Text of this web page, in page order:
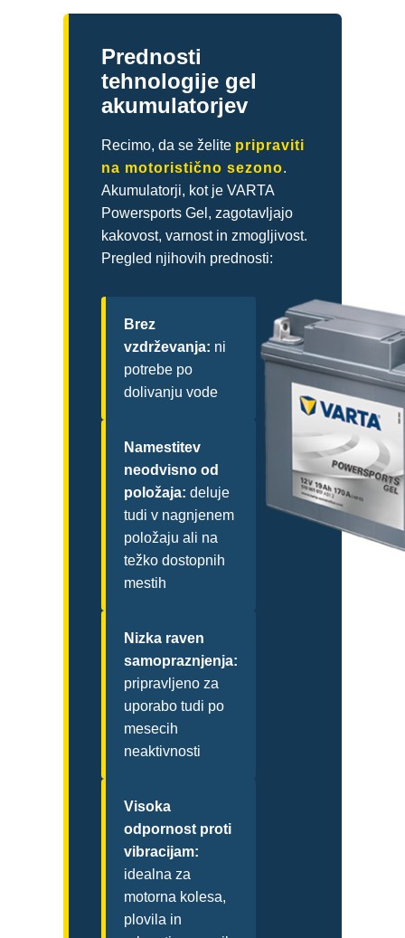
Prednosti
tehnologije gel
akumulatorjev
Recimo, da se želite pripraviti
na motoristično sezono.
Akumulatorji, kot je VARTA
Powersports Gel, zagotavljajo
kakovost, varnost in zmogljivost.
Pregled njihovih prednosti:
Brez
vzdrževanja: ni
potrebe po
dolivanju vode
Namestitev
neodvisno od
položaja: deluje
tudi v nagnjenem
položaju ali na
težko dostopnih
mestih
Nizka raven
samopraznjenja:
pripravljeno za
uporabo tudi po
mesecih
neaktivnosti
Visoka
odpornost proti
vibracijam:
idealna za
motorna kolesa,
plovila in